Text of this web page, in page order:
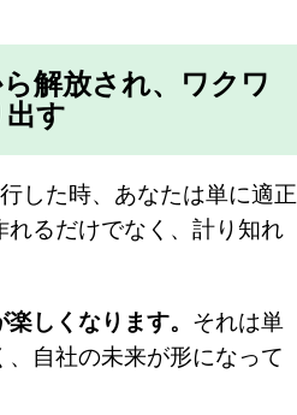
ら解放され、ワクワ
す
した時、あなたは単に適正
るだけでなく、計り知れ
しくなります。 それは単
自社の未来が形になって